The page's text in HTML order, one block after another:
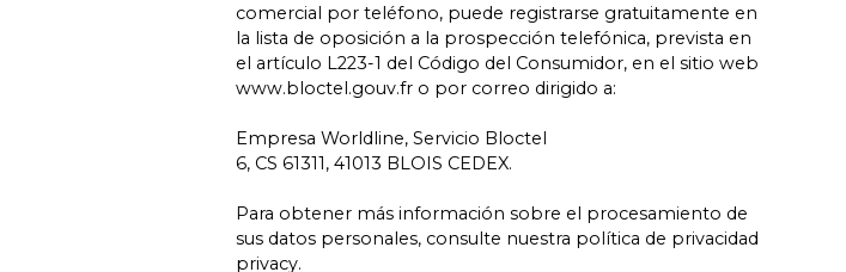
comercial por teléfono, puede registrarse gratuitamente en
la lista de oposición a la prospección telefónica, prevista en
el artículo L223-1 del Código del Consumidor, en el sitio web
www.bloctel.gouv.fr o por correo dirigido a:
Empresa Worldline, Servicio Bloctel
6, CS 61311, 41013 BLOIS CEDEX.
Para obtener más información sobre el procesamiento de
sus datos personales, consulte nuestra política de privacidad
privacy.